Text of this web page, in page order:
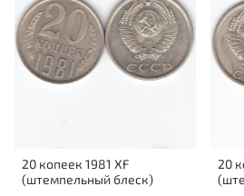
20 копеек 1981 XF
(штемпельный блеск)
20